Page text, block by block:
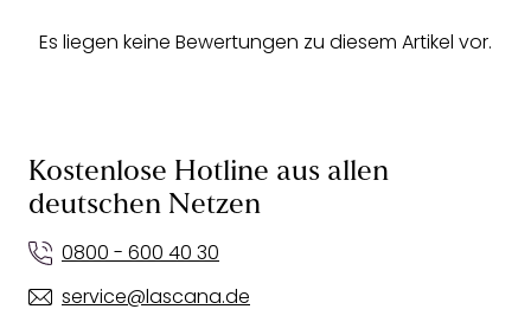
Es liegen keine Bewertungen zu diesem Artikel vor.
Kostenlose Hotline aus allen
deutschen Netzen
0800 - 600 40 30
service@lascana.de